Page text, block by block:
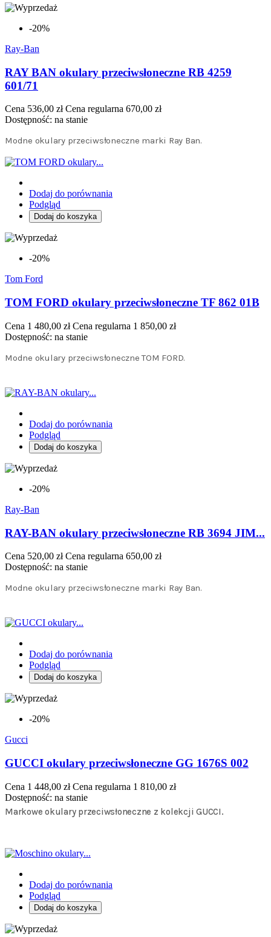
-20%
Ray-Ban
RAY BAN okulary przeciwsłoneczne RB 4259
601/71
Cena 536,00 zł Cena regularna 670,00 zł
Dostępność: na stanie
Modne okulary przeciwsłoneczne marki Ray Ban.
Dodaj do porównania
Podgląd
Dodaj do koszyka
-20%
Tom Ford
TOM FORD okulary przeciwsłoneczne TF 862 01B
Cena 1 480,00 zł Cena regularna 1 850,00 zł
Dostępność: na stanie
Modne okulary przeciwsłoneczne TOM FORD.
Dodaj do porównania
Podgląd
Dodaj do koszyka
-20%
Ray-Ban
RAY-BAN okulary przeciwsłoneczne RB 3694 JIM...
Cena 520,00 zł Cena regularna 650,00 zł
Dostępność: na stanie
Modne okulary przeciwsłoneczne marki Ray Ban.
Dodaj do porównania
Podgląd
Dodaj do koszyka
-20%
Gucci
GUCCI okulary przeciwsłoneczne GG 1676S 002
Cena 1 448,00 zł Cena regularna 1 810,00 zł
Dostępność: na stanie
Markowe okulary przeciwsłoneczne z kolekcji GUCCI.
Dodaj do porównania
Podgląd
Dodaj do koszyka